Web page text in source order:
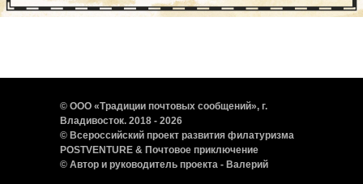
© ООО «Традиции почтовых сообщений», г.
Владивосток. 2018 - 2026
© Всероссийский проект развития филатуризма
POSTVENTURE & Почтовое приключение
© Автор и руководитель проекта - Валерий